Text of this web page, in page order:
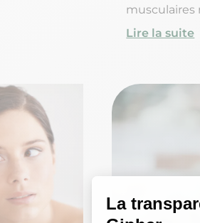
musculaires
d'une
Lire la suite